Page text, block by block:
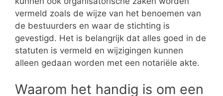
vermeld zoals de wijze van het benoemen van
de bestuurders en waar de stichting is
gevestigd. Het is belangrijk dat alles goed in de
statuten is vermeld en wijzigingen kunnen
alleen gedaan worden met een notariële akte.
Waarom het handig is om een